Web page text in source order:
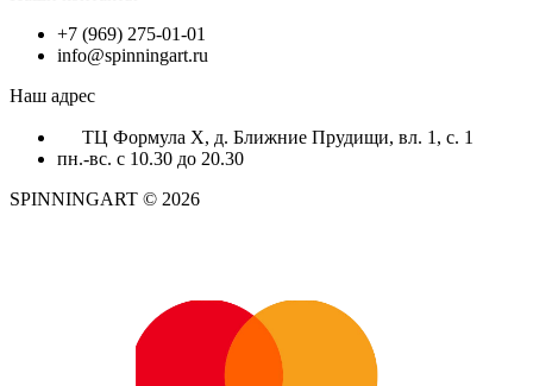
+7 (969) 275-01-01
info@spinningart.ru
Наш адрес
ТЦ Формула X, д. Ближние Прудищи, вл. 1, с. 1
пн.-вс. с 10.30 до 20.30
SPINNINGART © 2026